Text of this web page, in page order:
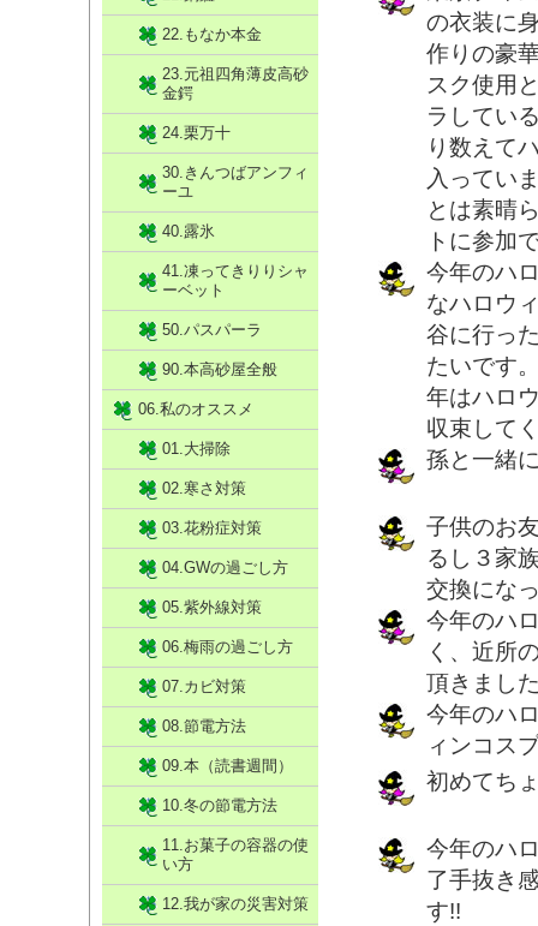
の衣装に
作りの豪
スク使用
ラしてい
り数えて
入ってい
とは素晴
トに参加
今年のハ
なハロウ
谷に行っ
たいです
年はハロ
収束して
孫と一緒
子供のお
るし３家
交換にな
今年のハ
く、近所
頂きまし
今年のハ
ィンコス
初めてち
今年のハ
了手抜き
す!!
22.もなか本金
23.元祖四角薄皮高砂
金鍔
24.栗万十
30.きんつばアンフィ
ーユ
40.露氷
41.凍ってきりりシャ
ーベット
50.パスパーラ
90.本高砂屋全般
06.私のオススメ
01.大掃除
02.寒さ対策
03.花粉症対策
04.GWの過ごし方
05.紫外線対策
06.梅雨の過ごし方
07.カビ対策
08.節電方法
09.本（読書週間）
10.冬の節電方法
11.お菓子の容器の使
い方
12.我が家の災害対策